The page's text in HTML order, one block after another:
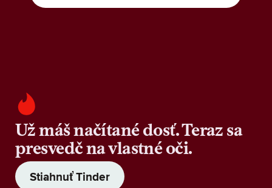
Už máš načítané dosť. Teraz sa
presvedč na vlastné oči.
Stiahnuť Tinder